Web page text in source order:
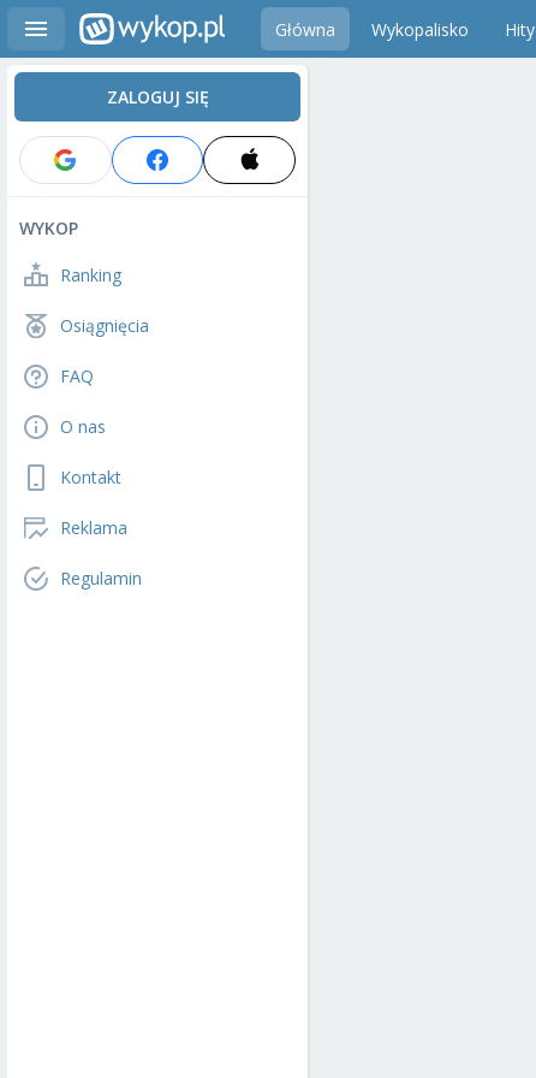
Główna Wykopalisko Hity
ZALOGUJ SIĘ
WYKOP
Ranking
Osiągnięcia
FAQ
O nas
Kontakt
Reklama
Regulamin